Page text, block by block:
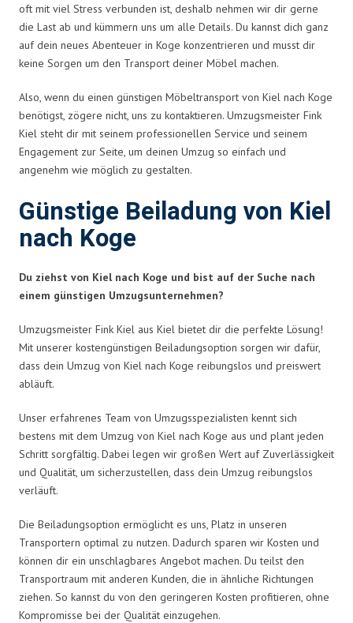
oft mit viel Stress verbunden ist, deshalb nehmen wir dir gerne
die Last ab und kümmern uns um alle Details. Du kannst dich ganz
auf dein neues Abenteuer in Koge konzentrieren und musst dir
keine Sorgen um den Transport deiner Möbel machen.
Also, wenn du einen günstigen Möbeltransport von Kiel nach Koge
benötigst, zögere nicht, uns zu kontaktieren. Umzugsmeister Fink
Kiel steht dir mit seinem professionellen Service und seinem
Engagement zur Seite, um deinen Umzug so einfach und
angenehm wie möglich zu gestalten.
Günstige Beiladung von Kiel
nach Koge
Du ziehst von Kiel nach Koge und bist auf der Suche nach
einem günstigen Umzugsunternehmen?
Umzugsmeister Fink Kiel aus Kiel bietet dir die perfekte Lösung!
Mit unserer kostengünstigen Beiladungsoption sorgen wir dafür,
dass dein Umzug von Kiel nach Koge reibungslos und preiswert
abläuft.
Unser erfahrenes Team von Umzugsspezialisten kennt sich
bestens mit dem Umzug von Kiel nach Koge aus und plant jeden
Schritt sorgfältig. Dabei legen wir großen Wert auf Zuverlässigkeit
und Qualität, um sicherzustellen, dass dein Umzug reibungslos
verläuft.
Die Beiladungsoption ermöglicht es uns, Platz in unseren
Transportern optimal zu nutzen. Dadurch sparen wir Kosten und
können dir ein unschlagbares Angebot machen. Du teilst den
Transportraum mit anderen Kunden, die in ähnliche Richtungen
ziehen. So kannst du von den geringeren Kosten profitieren, ohne
Kompromisse bei der Qualität einzugehen.